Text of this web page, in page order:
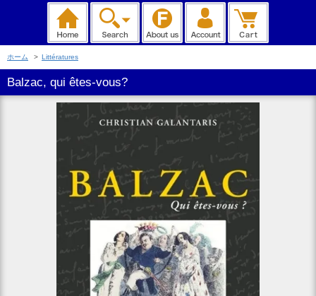
ホーム > Littératures
Balzac, qui êtes-vous?